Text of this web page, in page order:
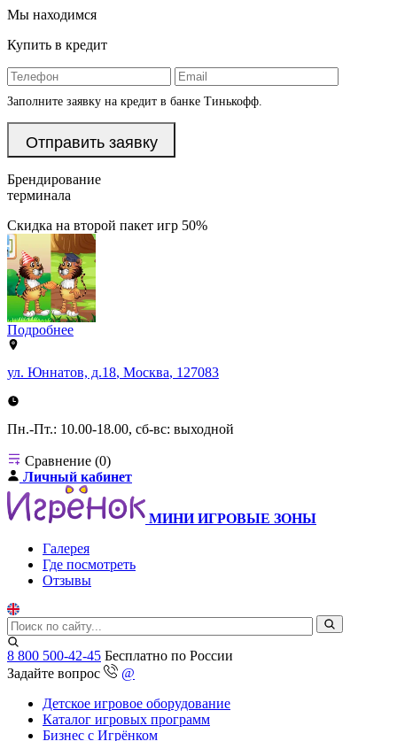
Мы находимся
Купить в кредит
Заполните заявку на кредит в банке Тинькофф.
Брендирование
терминала
Скидка на второй пакет игр 50%
Подробнее
ул. Юннатов, д.18, Москва, 127083
Пн.-Пт.: 10.00-18.00, сб-вс: выходной
Сравнение (0)
Личный кабинет
МИНИ ИГРОВЫЕ ЗОНЫ
Галерея
Где посмотреть
Отзывы
8 800 500-42-45 Бесплатно по России
Задайте вопрос
@
Детское игровое оборудование
Каталог игровых программ
Бизнес с Игрёнком